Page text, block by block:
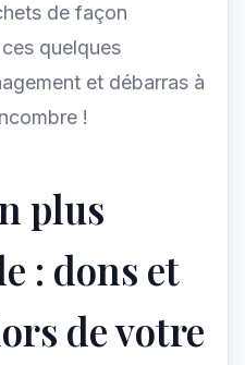
de façon
quelques
et débarras à
!
plus
: dons et
de votre